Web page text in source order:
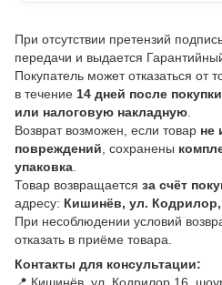
При отсутствии претензий
передачи и выдается
Покупатель может отказаться от
в течение 14 дней после покупки
или налоговую накладную
Возврат возможен, если товар не
повреждений , сохранены
упаковка
Товар возвращается за счёт
адресу: Кишинёв, ул. Кодрилор,
При несоблюдении условий
отказать в приёме товара.
Контакты для консультации:
📍 Кишинёв, ул. Кодрилор 16,